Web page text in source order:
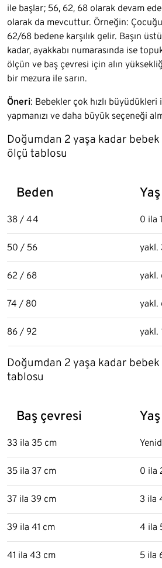
ile başlar; 56, 62, 68 olarak devam
olarak da mevcuttur. Örneğin:
62/68 bedene karşılık gelir. Başın
kadar, ayakkabı numarasında ise
ölçün ve baş çevresi için alın
bir mezura ile sarın.
Öneri: Bebekler çok hızlı büyüdükleri
yapmanızı ve daha büyük seçeneği
Doğumdan 2 yaşa kadar
ölçü tablosu
Beden Yaş
38 / 44 0 ila
50 / 56 yakl.
62 / 68 yakl.
74 / 80 yakl.
86 / 92 yakl.
Doğumdan 2 yaşa kadar
tablosu
Baş çevresi Yaş
33 ila 35 cm
35 ila 37 cm 0 ila
37 ila 39 cm 3 ila
39 ila 41 cm 4 ila
41 ila 43 cm 5 ila